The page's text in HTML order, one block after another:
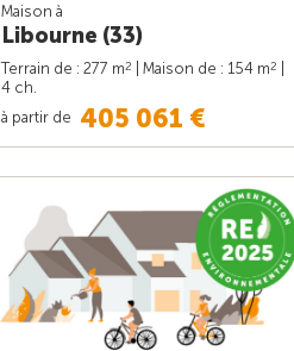
Maison à
Libourne (33)
Terrain de : 277 m2 | Maison de : 154 m2
4 ch.
à partir de 405 061 €